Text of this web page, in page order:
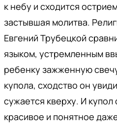
к небу и сходится
застывшая молитва.
Евгений Трубецкой
языком, устремленным
ребенку зажженную
купола, сходство он
сужается кверху. И
красивое и понятное